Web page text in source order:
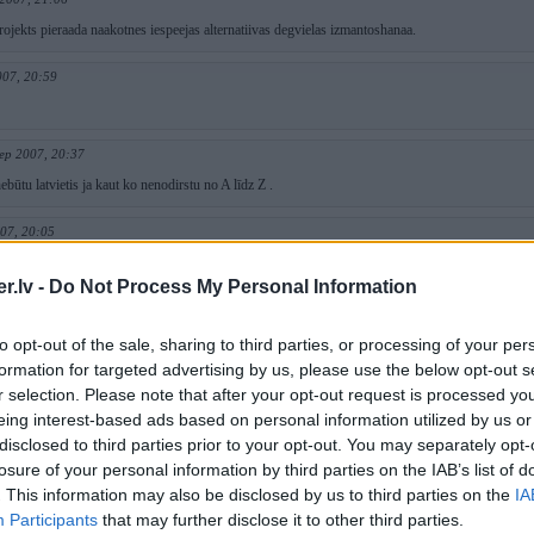
- Do Not Process My Personal Information
opt-out of the sale, sharing to third parties, or processing of your
for targeted advertising by us, please use the below opt-out
selection. Please note that after your opt-out request is processed
interest-based ads based on personal information utilized by us
to third parties prior to your opt-out. You may separately
of your personal information by third parties on the IAB’s list of
This information may also be disclosed by us to third parties on the
Participants that may further disclose it to other third parties.
pieraada naakotnes iespeejas alternatiivas degvielas izmantoshanaa.
20:59
2007, 20:37
latvietis ja kaut ko nenodirstu no A līdz Z .
20:05
?? jaunnaas sniceles ???
19:00
gan ar gaazi
gan no gaazes gan benziina??
iesmidzinaashanas sisteema virsuu?